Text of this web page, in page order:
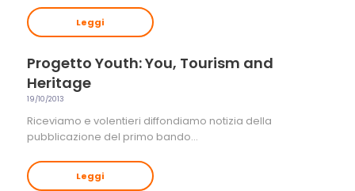
Leggi
Progetto Youth: You, Tourism and
Heritage
19/10/2013
Riceviamo e volentieri diffondiamo notizia della
pubblicazione del primo bando…
Leggi